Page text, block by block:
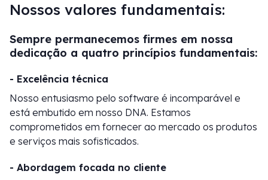
Nossos valores fundamentais:
Sempre permanecemos firmes em nossa
dedicação a quatro princípios fundamentais:
- Excelência técnica
Nosso entusiasmo pelo software é incomparável e
está embutido em nosso DNA. Estamos
comprometidos em fornecer ao mercado os produtos
e serviços mais sofisticados.
- Abordagem focada no cliente